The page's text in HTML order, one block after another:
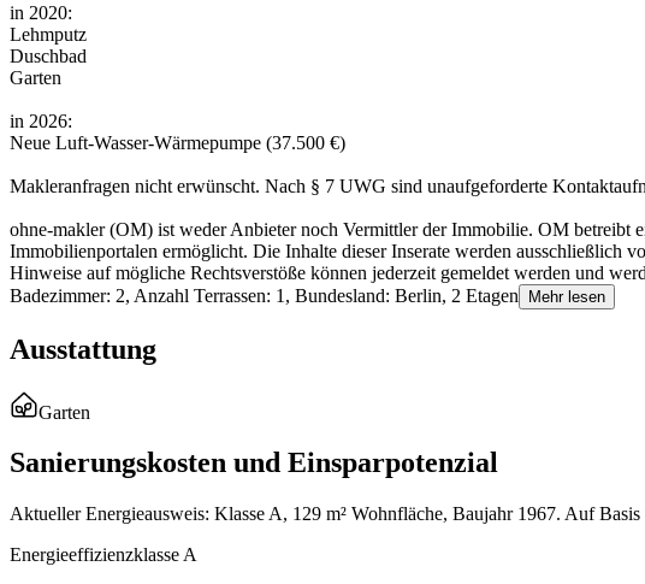
in 2020:
Lehmputz
Duschbad
Garten
in 2026:
Neue Luft-Wasser-Wärmepumpe (37.500 €)
Makleranfragen nicht erwünscht. Nach § 7 UWG sind unaufgeforderte
ohne-makler (OM) ist weder Anbieter noch Vermittler der Immobilie. OM betreibt
Immobilienportalen ermöglicht. Die Inhalte dieser Inserate werden
Hinweise auf mögliche Rechtsverstöße können jederzeit gemeldet werden und
Badezimmer: 2, Anzahl Terrassen: 1, Bundesland: Berlin, 2 Etagen
Mehr lesen
Ausstattung
Garten
Sanierungskosten und Einsparpotenzial
Aktueller Energieausweis: Klasse A, 129 m² Wohnfläche, Baujahr 1967. Auf
Energieeffizienzklasse A